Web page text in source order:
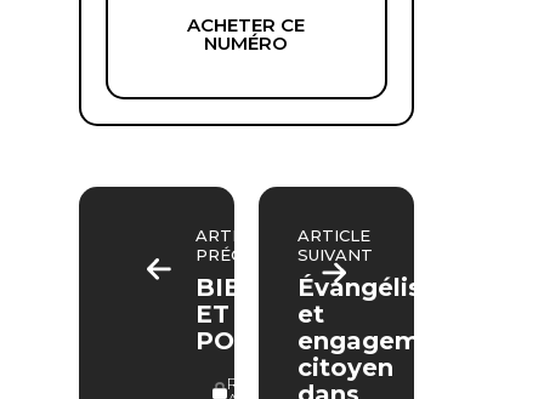
ACHETER CE
NUMÉRO
ARTICLE
PRÉCÉDENT
BIBLE
ET
POÉSIE
RÉSERVÉ
ARTICLE
SUIVANT
Évangélisation
et
engagement
citoyen